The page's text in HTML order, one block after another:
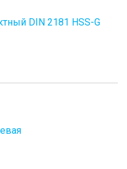
DIN 2181 HSS-G